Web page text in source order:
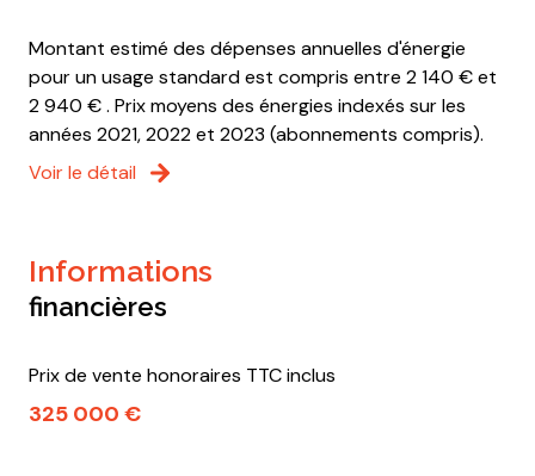
Montant estimé des dépenses annuelles d'énergie
pour un usage standard est compris entre 2 140 € et
2 940 € . Prix moyens des énergies indexés sur les
années 2021, 2022 et 2023 (abonnements compris).
Voir le détail
informations
financières
Prix de vente honoraires TTC inclus
325 000 €